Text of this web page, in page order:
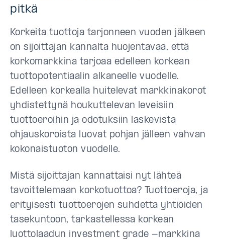
pitkä
Korkeita tuottoja tarjonneen vuoden jälkeen
on sijoittajan kannalta huojentavaa, että
korkomarkkina tarjoaa edelleen korkean
tuottopotentiaalin alkaneelle vuodelle.
Edelleen korkealla huitelevat markkinakorot
yhdistettynä houkuttelevan leveisiin
tuottoeroihin ja odotuksiin laskevista
ohjauskoroista luovat pohjan jälleen vahvan
kokonaistuoton vuodelle.
Mistä sijoittajan kannattaisi nyt lähteä
tavoittelemaan korkotuottoa? Tuottoeroja, ja
erityisesti tuottoerojen suhdetta yhtiöiden
tasekuntoon, tarkastellessa korkean
luottolaadun investment grade -markkina